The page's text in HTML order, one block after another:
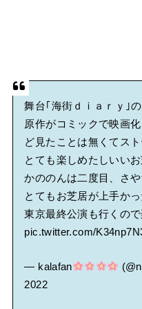
舞台｢海街ｄｉａｒｙ｣の
原作がコミックで映画
ど見たことは無くてス
とても楽しめたしいいお
かののんは二度目、さ
とてもお芝居が上手かっ
東京最終公演も行くの
pic.twitter.com/
— kalafan
2022